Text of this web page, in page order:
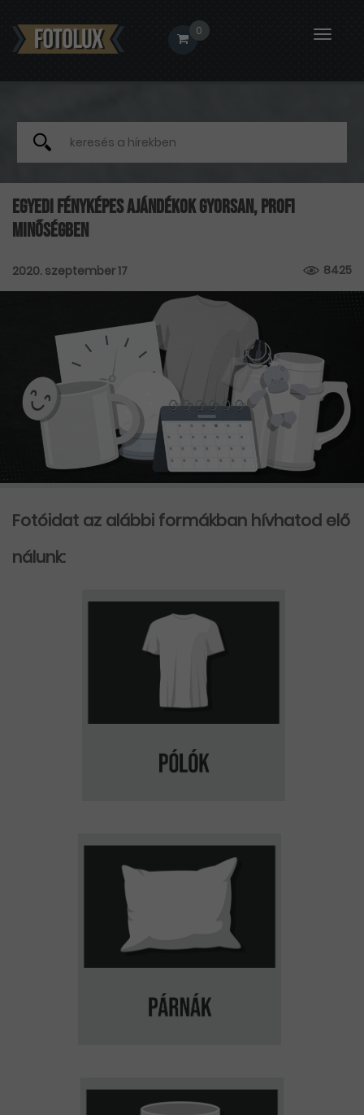
0
Toggle
Egyedi fényképes ajándékok gyorsan, profi
minőségben
2020. szeptember 17 8425
Fotóidat az alábbi formákban hívhatod elő
nálunk: